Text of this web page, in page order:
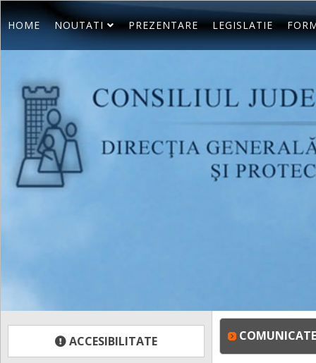
HOME NOUTATI PREZENTARE LEGISLATIE
ACCESIBILITATE